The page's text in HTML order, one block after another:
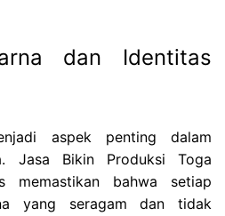
dan Identitas
aspek penting dalam
Jasa Bikin Produksi Toga
memastikan bahwa setiap
yang seragam dan tidak